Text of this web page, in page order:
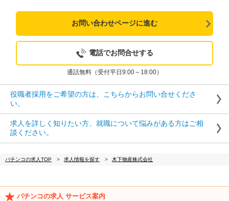
お問い合わせページに進む
電話でお問合せする
通話無料（受付平日9:00～18:00）
役職者採用をご希望の方は、こちらからお問い合せくださ
い。
求人を詳しく知りたい方、就職について悩みがある方はご相
談ください。
パチンコの求人TOP 求人情報を探す 木下物産株式会社
パチンコの求人 サービス案内